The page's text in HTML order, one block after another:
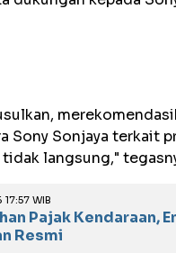
Sony Sonjaya terkait
langsung,"
WIB
Pajak Kendaraan,
Resmi